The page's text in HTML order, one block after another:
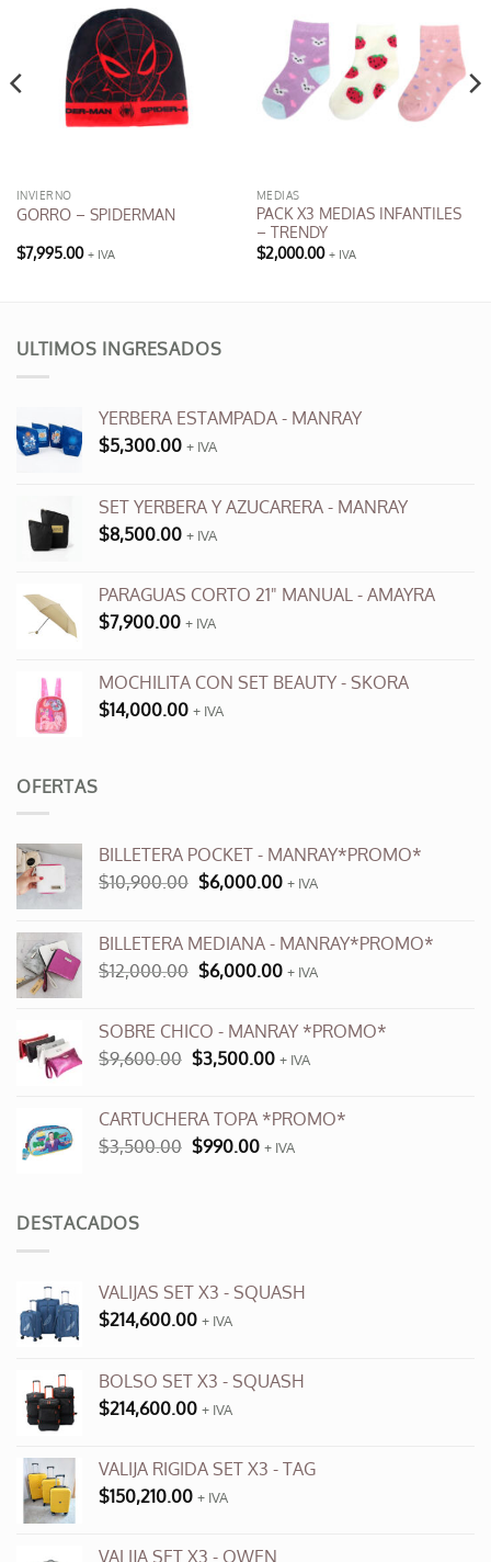
INVIERNO
GORRO – SPIDERMAN
$7,995.00 + IVA
MEDIAS
PACK X3 MEDIAS INFANTILES
– TRENDY
$2,000.00 + IVA
ULTIMOS INGRESADOS
YERBERA ESTAMPADA - MANRAY
$5,300.00 + IVA
SET YERBERA Y AZUCARERA - MANRAY
$8,500.00 + IVA
PARAGUAS CORTO 21" MANUAL - AMAYRA
$7,900.00 + IVA
MOCHILITA CON SET BEAUTY - SKORA
$14,000.00 + IVA
OFERTAS
BILLETERA POCKET - MANRAY*PROMO*
$10,900.00 El
era:
$10,900.00.
$6,000.00El
es:
$6,000.00.
+ IVA
BILLETERA MEDIANA - MANRAY*PROMO*
$12,000.00 El
era:
$12,000.00.
$6,000.00El
es:
$6,000.00.
+ IVA
SOBRE CHICO - MANRAY *PROMO*
$9,600.00 El
era:
$9,600.00.
$3,500.00El
es:
$3,500.00.
+ IVA
CARTUCHERA TOPA *PROMO*
$3,500.00 El
$990.00El+ IVA
DESTACADOS
VALIJAS SET X3 - SQUASH
$214,600.00 + IVA
BOLSO SET X3 - SQUASH
$214,600.00 + IVA
VALIJA RIGIDA SET X3 - TAG
$150,210.00 + IVA
VALIJA SET X3 - OWEN